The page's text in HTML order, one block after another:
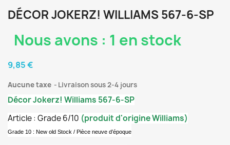
DÉCOR JOKERZ! WILLIAMS 567-6-SP
Nous avons : 1 en stock
9,85 €
Aucune taxe Livraison sous 2-4 jours
Décor Jokerz! Williams 567-6-SP
Article : Grade 6/10 (produit d'origine Williams)
Grade 10 : New old Stock / Pièce neuve d’époque